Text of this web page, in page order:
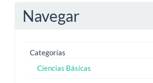
Navegar
Categorías
Ciencias Básicas